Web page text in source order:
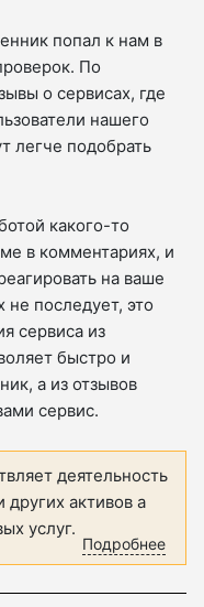
попал к нам в
По
о сервисах, где
нашего
легче подобрать
какого-то
в комментариях, и
на ваше
не последует, это
сервиса из
быстро и
а из отзывов
сервис.
деятельность
активов а
услуг.
Подробнее